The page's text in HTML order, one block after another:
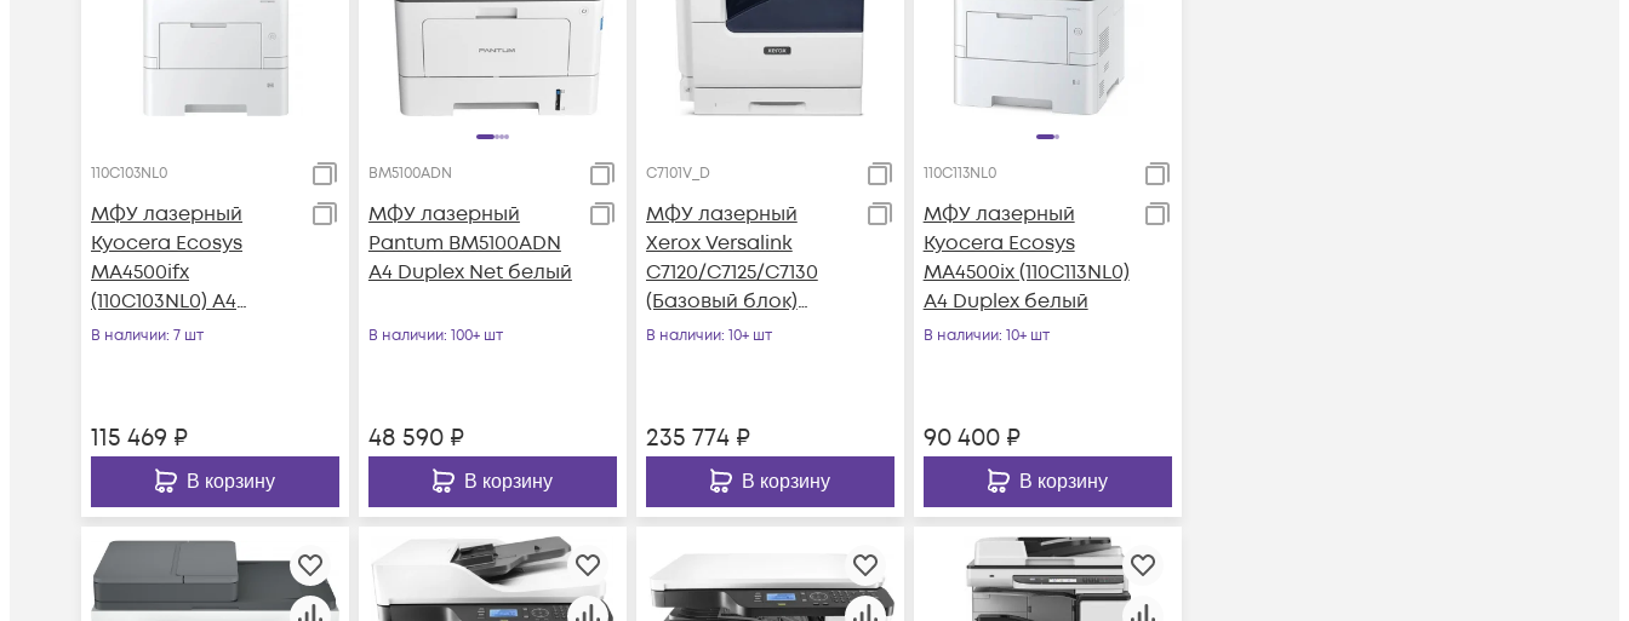
110C103NL0
МФУ лазерный
Kyocera Ecosys
MA4500ifx
(110C103NL0) A4
Duplex белый
В наличии: 7 шт
115 469 ₽
В корзину
BM5100ADN
МФУ лазерный
Pantum BM5100ADN
A4 Duplex Net белый
В наличии: 100+ шт
48 590₽
В корзину
C7101V_D
МФУ лазерный
Xerox Versalink
C7120/C7125/C7130
(Базовый блок)
(C7101V_D) A3 Duplex
В наличии: 10+ шт
235 774₽
В корзину
110C113NL0
МФУ лазерный
Kyocera Ecosys
MA4500ix (110C113NL0)
A4 Duplex белый
В наличии: 10+ шт
90 400₽
В корзину